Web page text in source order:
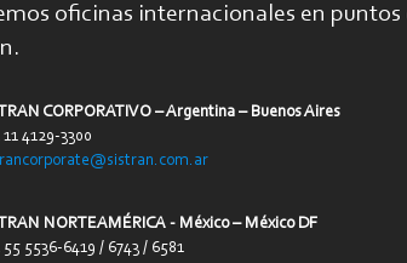
oficinas internacionales en
CORPORATIVO – Argentina – Buenos Aires
11 4129-3300
NORTEAMÉRICA - México – México DF
55 5536-6419 / 6743 / 6581